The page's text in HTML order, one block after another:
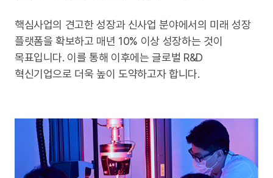
핵심사업의 견고한 성장과 신사업 분야에서의 미래 성장
플랫폼을 확보하고 매년 10% 이상 성장하는 것이
목표입니다. 이를 통해 이후에는 글로벌 R&D
혁신기업으로 더욱 높이 도약하고자 합니다.